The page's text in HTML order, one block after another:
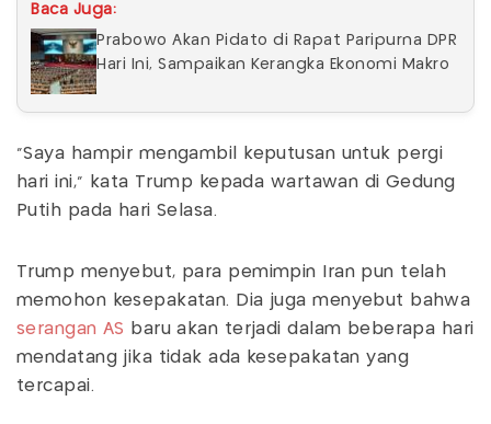
Baca Juga:
Prabowo Akan Pidato di Rapat Paripurna DPR
Hari Ini, Sampaikan Kerangka Ekonomi Makro
"Saya hampir mengambil keputusan untuk pergi
hari ini," kata Trump kepada wartawan di Gedung
Putih pada hari Selasa.
Trump menyebut, para pemimpin Iran pun telah
memohon kesepakatan. Dia juga menyebut bahwa
serangan AS
baru akan terjadi dalam beberapa hari
mendatang jika tidak ada kesepakatan yang
tercapai.